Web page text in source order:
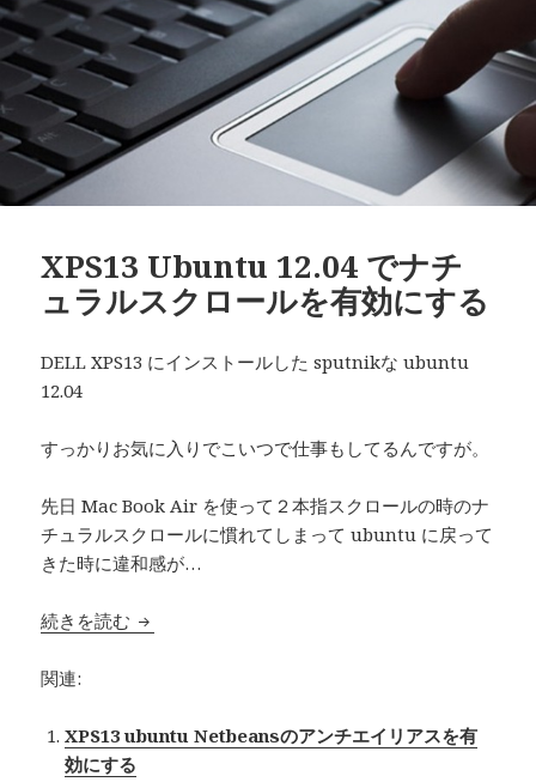
ー
XPS13 Ubuntu 12.04 でナチ
ュラルスクロールを有効にする
DELL XPS13 にインストールした sputnikな ubuntu
12.04
すっかりお気に入りでこいつで仕事もしてるんですが。
先日 Mac Book Air を使って２本指スクロールの時のナ
チュラルスクロールに慣れてしまって ubuntu に戻って
きた時に違和感が…
続きを読む XPS13 Ubuntu 12.04 でナチュラルスクロールを
関連:
XPS13 ubuntu Netbeansのアンチエイリアスを有
効にする